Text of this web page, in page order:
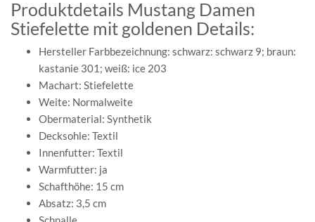
Produktdetails Mustang Damen
Stiefelette mit goldenen Details:
Hersteller Farbbezeichnung: schwarz: schwarz 9; braun:
kastanie 301; weiß: ice 203
Machart: Stiefelette
Weite: Normalweite
Obermaterial: Synthetik
Decksohle: Textil
Innenfutter: Textil
Warmfutter: ja
Schafthöhe: 15 cm
Absatz: 3,5 cm